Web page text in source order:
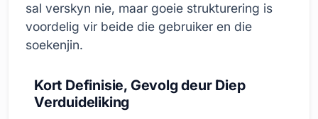
sal verskyn nie, maar goeie strukturering is
voordelig vir beide die gebruiker en die
soekenjin.
Kort Definisie, Gevolg deur Diep
Verduideliking